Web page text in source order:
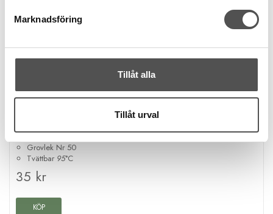
Marknadsföring
Tillåt alla
Tillåt urval
Gütermann Bomullstråd 100m 5624 mellanblå
Naturlig bomull
Grovlek Nr 50
Tvättbar 95°C
35 kr
KÖP